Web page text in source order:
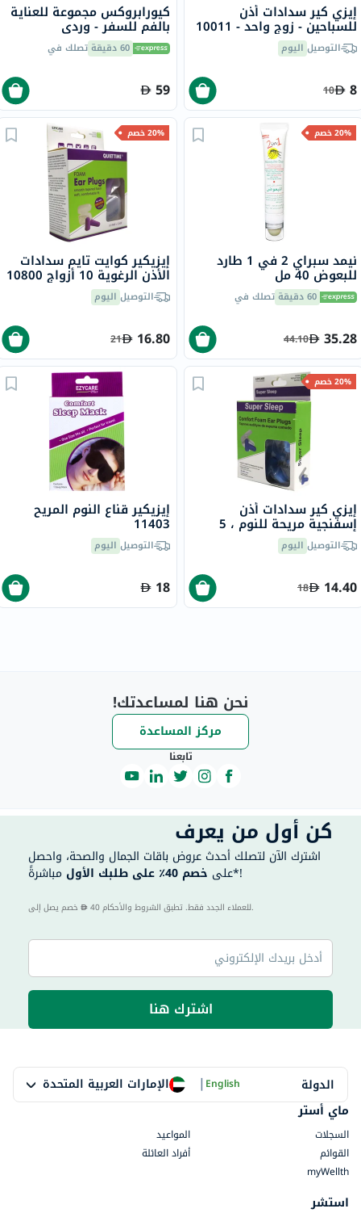
إيزي كير سدادات أذن
للسباحين - زوج واحد - 10011
التوصيل اليوم
8
10
كيورابروكس مجموعة للعناية
بالفم للسفر - وردي
60 دقيقة تصلك في
59
20% خصم
نيمد سبراي 2 في 1 طارد
للبعوض 40 مل
60 دقيقة تصلك في
35.28
44.10
20% خصم
إيزيكير كوايت تايم سدادات
الأذن الرغوية 10 أزواج 10800
التوصيل اليوم
16.80
21
20% خصم
إيزي كير سدادات أذن
إسفنجية مريحة للنوم ، 5
أزواج، 10264
التوصيل اليوم
14.40
18
إيزيكير قناع النوم المريح
11403
التوصيل اليوم
18
نحن هنا لمساعدتك!
مركز المساعدة
تابعنا
كن أول من يعرف
اشترك الآن لتصلك أحدث عروض باقات الجمال والصحة، واحصل
على خصم 40٪ على طلبك الأول مباشرةً*!
40 للعملاء الجدد فقط. تطبق الشروط والأحكام.
اشترك هنا
الدولة الإمارات العربية المتحدة |English
ماي أستر
السجلات
المواعيد
القوائم
أفراد العائلة
myWellth
استشر